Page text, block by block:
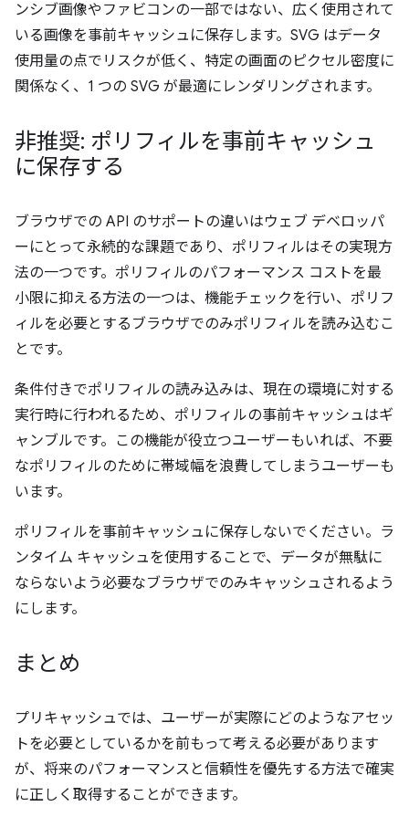
ンシブ画像やファビコンの一部ではない、広く使用されて
いる画像を事前キャッシュに保存します。SVG はデータ
使用量の点でリスクが低く、特定の画面のピクセル密度に
関係なく、1 つの SVG が最適にレンダリングされます。
非推奨: ポリフィルを事前キャッシュ
に保存する
ブラウザでの API のサポートの違いはウェブ デベロッパ
ーにとって永続的な課題であり、ポリフィルはその実現方
法の一つです。ポリフィルのパフォーマンス コストを最
小限に抑える方法の一つは、機能チェックを行い、ポリフ
ィルを必要とするブラウザでのみポリフィルを読み込むこ
とです。
条件付きでポリフィルの読み込みは、現在の環境に対する
実行時に行われるため、ポリフィルの事前キャッシュはギ
ャンブルです。この機能が役立つユーザーもいれば、不要
なポリフィルのために帯域幅を浪費してしまうユーザーも
います。
ポリフィルを事前キャッシュに保存しないでください。ラ
ンタイム キャッシュを使用することで、データが無駄に
ならないよう必要なブラウザでのみキャッシュされるよう
にします。
まとめ
プリキャッシュでは、ユーザーが実際にどのようなアセッ
トを必要としているかを前もって考える必要があります
が、将来のパフォーマンスと信頼性を優先する方法で確実
に正しく取得することができます。